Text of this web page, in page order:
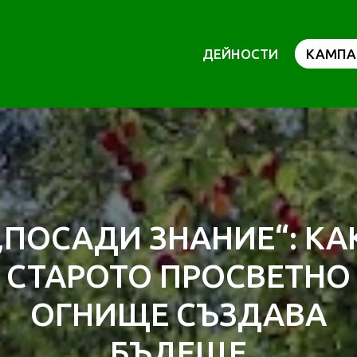
ДЕЙНОСТИ
ЗНАНИЕ“:
СТАРОТО ПРОСВЕТНО
ОГНИЩЕ СЪЗДАВА